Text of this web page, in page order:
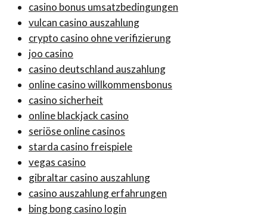
casino bonus umsatzbedingungen
vulcan casino auszahlung
crypto casino ohne verifizierung
joo casino
casino deutschland auszahlung
online casino willkommensbonus
casino sicherheit
online blackjack casino
seriöse online casinos
starda casino freispiele
vegas casino
gibraltar casino auszahlung
casino auszahlung erfahrungen
bing bong casino login